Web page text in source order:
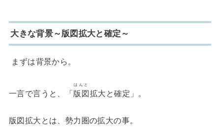
大きな背景～版図拡大と確定～
まずは背景から。
一言で言うと、「版図
はんと
拡大と確定」。
版図拡大とは、勢力圏の拡大の事。